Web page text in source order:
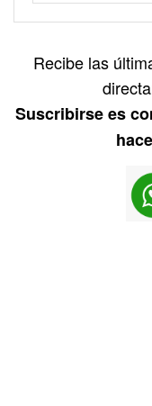
Recibe las
Suscribirse es